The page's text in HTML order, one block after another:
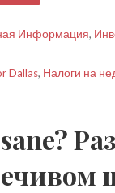
Информация,
Dallas, Налоги на